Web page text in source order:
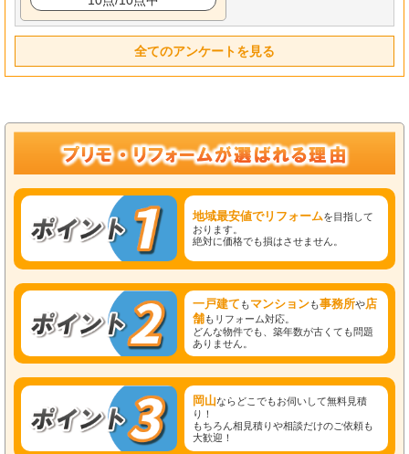
全てのアンケートを見る
地域最安値でリフォームを目指して
おります。
絶対に価格でも損はさせません。
一戸建て もマンションも事務所や店
舗もリフォーム対応。
どんな物件でも、築年数が古くても問題
ありません。
岡山ならどこでもお伺いして無料見積
り！
もちろん相見積りや相談だけのご依頼も
大歓迎！